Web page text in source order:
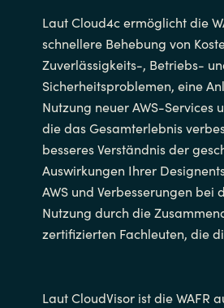
Laut Cloud4c ermöglicht die
schnellere Behebung von
Zuverlässigkeits-, Betriebs-
Sicherheitsproblemen, eine
Nutzung neuer AWS-Services
die das Gesamterlebnis
besseres Verständnis der
Auswirkungen Ihrer
AWS und Verbesserungen bei
Nutzung durch die
zertifizierten Fachleuten, die
Laut CloudVisor ist die WAFR